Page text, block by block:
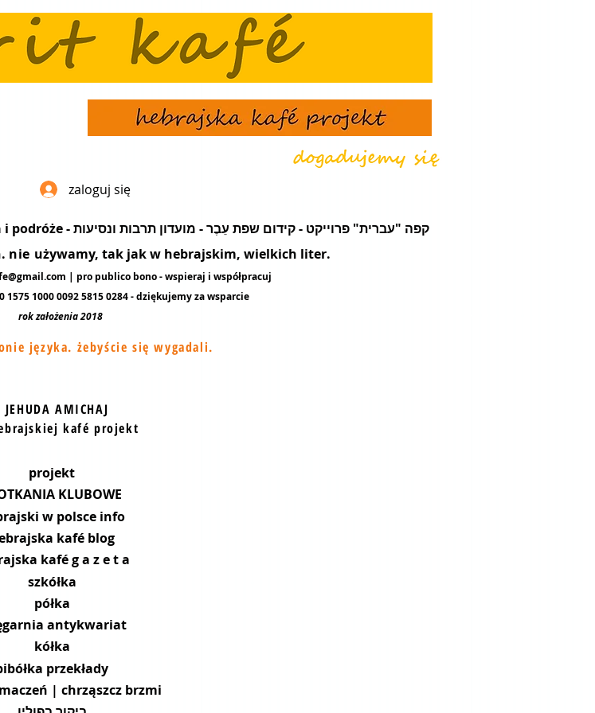
zaloguj się
popularyzacja języka hebrajskiego - klub kultura i podróże - קפה "עברית" פרוייקט - קידום שפת עֵבֶר - מועדון תרבות ונסיעות
nie używamy, tak jak w hebrajskim, wielkich liter.
| pro publico bono - wspieraj i współpracuj
1575 1000 0092 5815 0284 - dziękujemy zawsparcie
rok założenia 2018
języka. żebyście się wygadali.
JEHUDA AMICHAJ
kafé projekt
projekt
KLUBOWE
w polsce info
kafé blog
kafé g a z e t a
szkółka
półka
antykwariat
kółka
przekłady
| chrząszcz brzmi